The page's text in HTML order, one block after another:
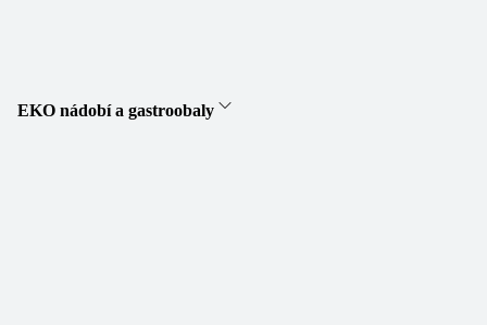
EKO nádobí a gastroobaly